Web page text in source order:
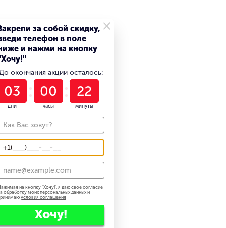
×
за собой скидку,
телефон в поле
и нажми на кнопку
окончания акции осталось:
03
дни
00
часы
22
минуты
на кнопку "Хочу!", я даю свое согласие
обработку моих персональных данных и
условия соглашения
Хочу!